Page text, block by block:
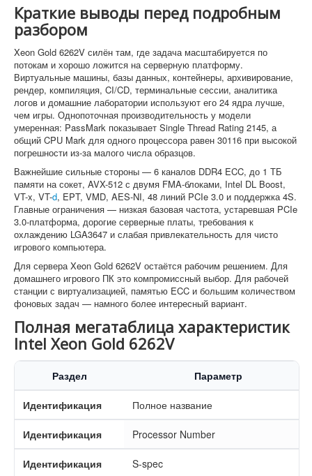
Краткие выводы перед подробным
разбором
Xeon Gold 6262V силён там, где задача масштабируется по
потокам и хорошо ложится на серверную платформу.
Виртуальные машины, базы данных, контейнеры, архивирование,
рендер, компиляция, CI/CD, терминальные сессии, аналитика
логов и домашние лаборатории используют его 24 ядра лучше,
чем игры. Однопоточная производительность у модели
умеренная: PassMark показывает Single Thread Rating 2145, а
общий CPU Mark для одного процессора равен 30116 при высокой
погрешности из-за малого числа образцов.
Важнейшие сильные стороны — 6 каналов DDR4 ECC, до 1 ТБ
памяти на сокет, AVX-512 с двумя FMA-блоками, Intel DL Boost,
VT-x, VT-d, EPT, VMD, AES-NI, 48 линий PCIe 3.0 и поддержка 4S.
Главные ограничения — низкая базовая частота, устаревшая PCIe
3.0-платформа, дорогие серверные платы, требования к
охлаждению LGA3647 и слабая привлекательность для чисто
игрового компьютера.
Для сервера Xeon Gold 6262V остаётся рабочим решением. Для
домашнего игрового ПК это компромиссный выбор. Для рабочей
станции с виртуализацией, памятью ECC и большим количеством
фоновых задач — намного более интересный вариант.
Полная мегатаблица характеристик
Intel Xeon Gold 6262V
Раздел Параметр
Идентификация Полное название
Идентификация Processor Number
Идентификация S-spec